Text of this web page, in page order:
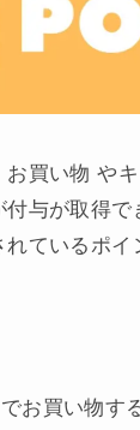
買い物 や
与が取得で
ているポイ
お買い物す